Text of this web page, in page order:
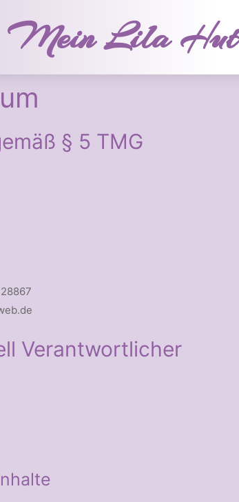
Mein Lila Hut
§ 5 TMG
Verantwortlicher